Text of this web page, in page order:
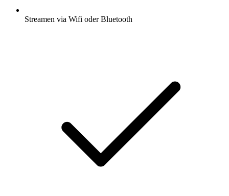
Streamen via Wifi oder Bluetooth